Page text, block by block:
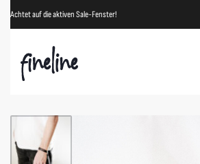
Achtet auf die aktiven Sale-Fenster!